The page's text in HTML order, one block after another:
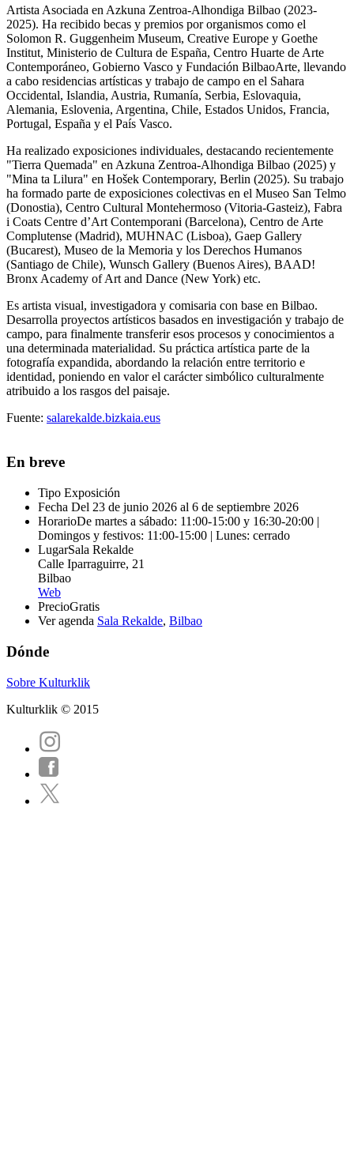
Artista Asociada en Azkuna Zentroa-Alhondiga Bilbao (2023-
2025). Ha recibido becas y premios por organismos como el
Solomon R. Guggenheim Museum, Creative Europe y Goethe
Institut, Ministerio de Cultura de España, Centro Huarte de Arte
Contemporáneo, Gobierno Vasco y Fundación BilbaoArte, llevando
a cabo residencias artísticas y trabajo de campo en el Sahara
Occidental, Islandia, Austria, Rumanía, Serbia, Eslovaquia,
Alemania, Eslovenia, Argentina, Chile, Estados Unidos, Francia,
Portugal, España y el País Vasco.
Ha realizado exposiciones individuales, destacando recientemente
"Tierra Quemada" en Azkuna Zentroa-Alhondiga Bilbao (2025) y
"Mina ta Lilura" en Hošek Contemporary, Berlin (2025). Su trabajo
ha formado parte de exposiciones colectivas en el Museo San Telmo
(Donostia), Centro Cultural Montehermoso (Vitoria-Gasteiz), Fabra
i Coats Centre d’Art Contemporani (Barcelona), Centro de Arte
Complutense (Madrid), MUHNAC (Lisboa), Gaep Gallery
(Bucarest), Museo de la Memoria y los Derechos Humanos
(Santiago de Chile), Wunsch Gallery (Buenos Aires), BAAD!
Bronx Academy of Art and Dance (New York) etc.
Es artista visual, investigadora y comisaria con base en Bilbao.
Desarrolla proyectos artísticos basados en investigación y trabajo de
campo, para finalmente transferir esos procesos y conocimientos a
una determinada materialidad. Su práctica artística parte de la
fotografía expandida, abordando la relación entre territorio e
identidad, poniendo en valor el carácter simbólico culturalmente
atribuido a los rasgos del paisaje.
Fuente: salarekalde.bizkaia.eus
En breve
Tipo Exposición
Fecha Del 23 de junio 2026 al 6 de septiembre 2026
HorarioDe martes a sábado: 11:00-15:00 y 16:30-20:00 |
Domingos y festivos: 11:00-15:00 | Lunes: cerrado
LugarSala Rekalde
Calle Iparraguirre, 21
Bilbao
Web
PrecioGratis
Ver agenda Sala Rekalde, Bilbao
Dónde
Sobre Kulturklik
Kulturklik © 2015